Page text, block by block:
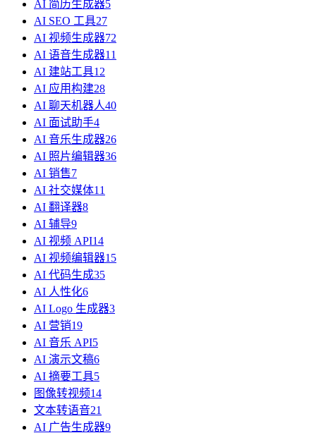
AI 简历生成器5
AI SEO 工具27
AI 视频生成器72
AI 语音生成器11
AI 建站工具12
AI 应用构建28
AI 聊天机器人40
AI 面试助手4
AI 音乐生成器26
AI 照片编辑器36
AI 销售7
AI 社交媒体11
AI 翻译器8
AI 辅导9
AI 视频 API14
AI 视频编辑器15
AI 代码生成35
AI 人性化6
AI Logo 生成器3
AI 营销19
AI 音乐 API5
AI 演示文稿6
AI 摘要工具5
图像转视频14
文本转语音21
AI 广告生成器9